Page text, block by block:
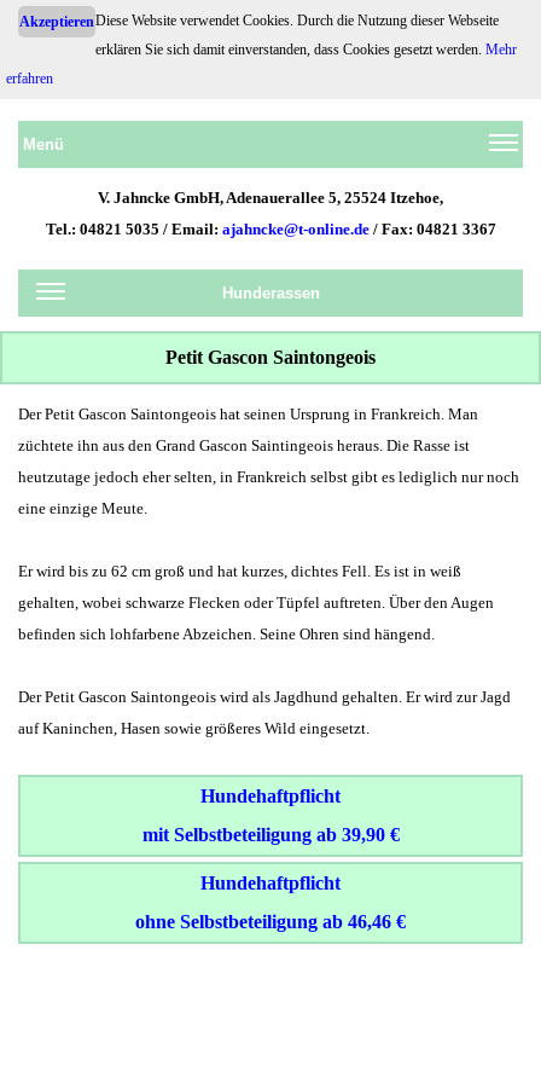
Hundehaftpflicht.de
Menü
V. Jahncke GmbH, Adenauerallee 5, 25524 Itzehoe,
Tel.: 04821 5035 / Email: ajahncke@t-online.de/ Fax: 04821 3367
Hunderassen
Petit Gascon Saintongeois
Der Petit Gascon Saintongeois hat seinen Ursprung in Frankreich. Man
züchtete ihn aus den Grand Gascon Saintingeois heraus. Die Rasse ist
heutzutage jedoch eher selten, in Frankreich selbst gibt es lediglich nur noch
eine einzige Meute.
Er wird bis zu 62 cm groß und hat kurzes, dichtes Fell. Es ist in weiß
gehalten, wobei schwarze Flecken oder Tüpfel auftreten. Über den Augen
befinden sich lohfarbene Abzeichen. Seine Ohren sind hängend.
Der Petit Gascon Saintongeois wird als Jagdhund gehalten. Er wird zur Jagd
auf Kaninchen, Hasen sowie größeres Wild eingesetzt.
Hundehaftpflicht
mit Selbstbeteiligung ab 39,90 €
Hundehaftpflicht
ohne Selbstbeteiligung ab 46,46 €
AkzeptierenDiese Website verwendet Cookies. Durch die Nutzung dieser Webseite
erklären Sie sich damit einverstanden, dass Cookies gesetzt werden. Mehr
erfahren